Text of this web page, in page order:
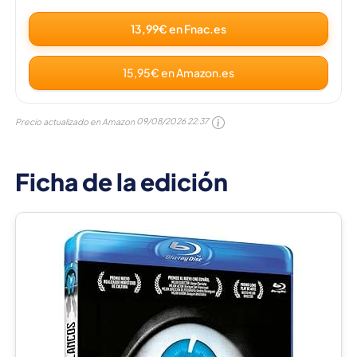
13,99€ en Fnac.es
15,95€ en Amazon.es
Precio actualizado en Amazon 09/08/2026 22:37
Ficha de la edición